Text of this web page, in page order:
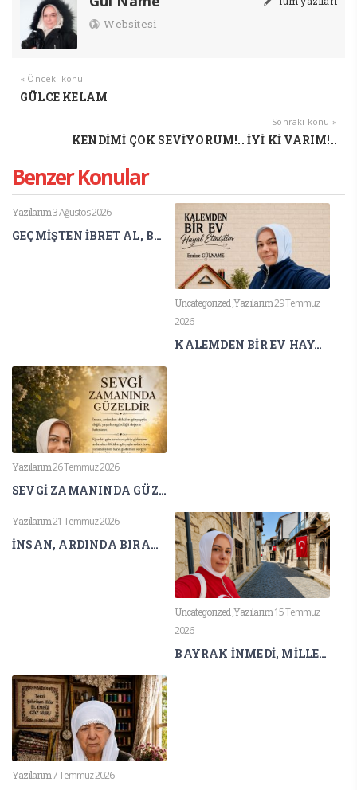
Websitesi
« Önceki konu
GÜLCE KELAM
Sonraki konu »
KENDİMİ ÇOK SEVİYORUM!.. İYİ Kİ VARIM!..
Benzer Konular
Yazılarım3 Ağustos 2026
GEÇMİŞTEN İBRET AL, BUGÜNÜ YAŞA, GELECEĞİNİ İNŞA ET
Uncategorized,Yazılarım29 Temmuz
2026
KALEMDEN BİR EV HAYAL ETMİŞTİM
Yazılarım26 Temmuz 2026
SEVGİ ZAMANINDA GÜZELDİR
Yazılarım21 Temmuz 2026
İNSAN, ARDINDA BIRAKTIĞI İZ KADAR YAŞAR
Uncategorized,Yazılarım15 Temmuz
2026
BAYRAK İNMEDİ, MİLLET EĞİLMEDİ
Yazılarım7 Temmuz 2026